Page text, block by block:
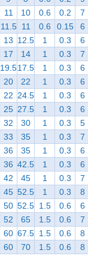
11 10 0.6 0.2
7
11.5 11 0.6 0.15
6
13 12.5 1 0.3
6
17 14 1 0.3
7
19.517.5 1 0.3
6
20 22 1 0.3
6
22 24.5 1 0.3
6
25 27.5 1 0.3
6
32 30 1 0.3
5
33 35 1 0.3
7
36 35 1 0.3
6
36 42.5 1 0.3
6
42 45 1 0.3
7
45 52.5 1 0.3
8
50 52.5 1.5 0.6
6
52 65 1.5 0.6
7
60 67.5 1.5 0.6
8
60 70 1.5 0.6 8